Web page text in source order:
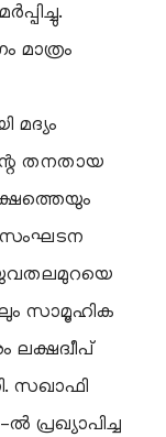
മാത്രം
മദ്യം
തനതായ
സംഘടന
യുവതലമുറയെ
സാമൂഹിക
ലക്ഷദ്വീപ്
സഖാഫി
പ്രഖ്യാപിച്ച